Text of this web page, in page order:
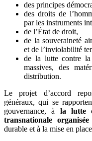
des principes
des droits de
par les instruments
de l’État de droit,
de la souveraineté
et de l’inviolabilité
de la lutte contre la
massives, des
distribution.
Le projet d’accord
généraux, qui se
gouvernance, à la lutte
transnationale
durable et à la mise en